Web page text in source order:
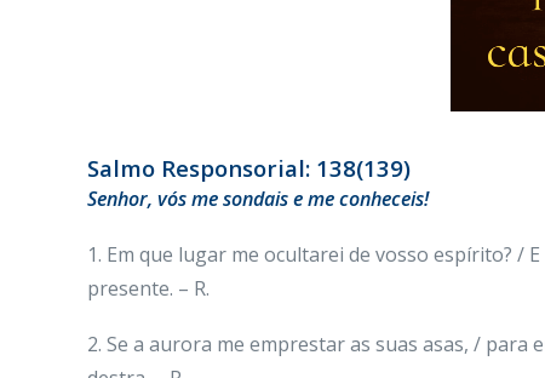
Salmo Responsorial: 138(139)
Senhor, vós me sondais e me conheceis!
1. Em que lugar me ocultarei de vosso espírito? /
presente. – R.
2. Se a aurora me emprestar as suas asas, /